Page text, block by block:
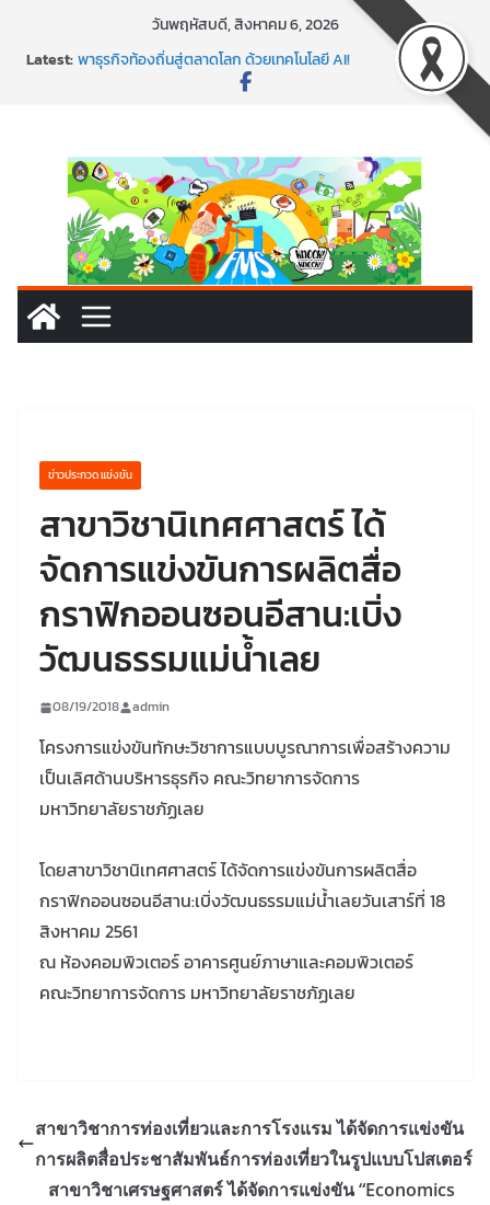
วันพฤหัสบดี, สิงหาคม 6, 2026
Latest:พาธุรกิจท้องถิ่นสู่ตลาดโลก ด้วยเทคโนโลยี AI!
SMEs ยุคนี้ ถ้าไม่ใช้ AI ถือว่าพลาดมาก!
พร้อมลุยแล้ว! ปักหมุดโรดแมป AI อัปสกิลธุรกิจให้พุ่งทะยาน
ข่าวประกวด แข่งขัน
สาขาวิชานิเทศศาสตร์ ได้
จัดการแข่งขันการผลิตสื่อ
กราฟิกออนซอนอีสาน:เบิ่ง
วัฒนธรรมแม่น้ำเลย
08/19/2018 admin
โครงการแข่งขันทักษะวิชาการแบบบูรณาการเพื่อสร้างความ
เป็นเลิศด้านบริหารธุรกิจ คณะวิทยาการจัดการ
มหาวิทยาลัยราชภัฏเลย
โดยสาขาวิชานิเทศศาสตร์ ได้จัดการแข่งขันการผลิตสื่อ
กราฟิกออนซอนอีสาน:เบิ่งวัฒนธรรมแม่น้ำเลยวันเสาร์ที่ 18
สิงหาคม 2561
ณ ห้องคอมพิวเตอร์ อาคารศูนย์ภาษาและคอมพิวเตอร์
คณะวิทยาการจัดการ มหาวิทยาลัยราชภัฏเลย
สาขาวิชาการท่องเที่ยวและการโรงแรม ได้จัดการแข่งขัน
การผลิตสื่อประชาสัมพันธ์การท่องเที่ยวในรูปแบบโปสเตอร์
สาขาวิชาเศรษฐศาสตร์ ได้จัดการแข่งขัน “Economics